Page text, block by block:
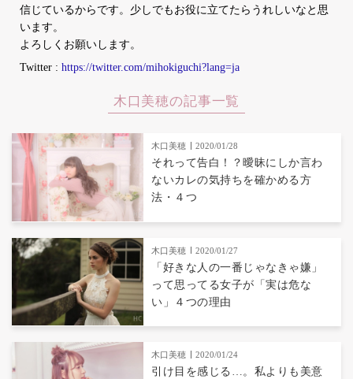
信じているからです。少しでもお役に立てたらうれしいなと思
います。
よろしくお願いします。
Twitter : https://twitter.com/mihokiguchi?lang=ja
木口美穂の記事一覧
木口美穂 2020/01/28
それって告白！？曖昧にしか言わ
ないカレの気持ちを確かめる方
法・４つ
木口美穂 2020/01/27
「好きな人の一番じゃなきゃ嫌」
って思ってる女子が「実は危な
い」４つの理由
木口美穂 2020/01/24
引け目を感じる…。私よりも美意